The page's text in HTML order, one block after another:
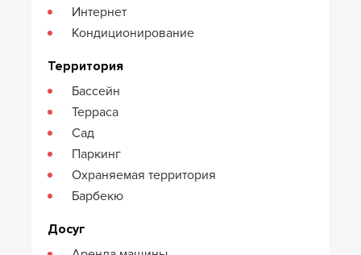
Интернет
Кондиционирование
Территория
Бассейн
Терраса
Сад
Паркинг
Охраняемая территория
Барбекю
Досуг